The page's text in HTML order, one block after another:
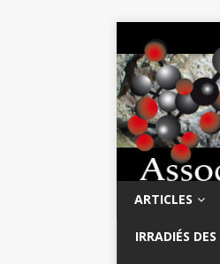
ARTICLES
IRRADIÉS